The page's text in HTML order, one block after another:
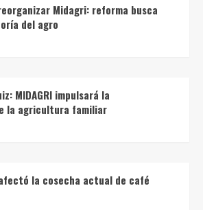
Midagri: reforma busca
del agro
MIDAGRI impulsará la
la agricultura familiar
la cosecha actual de café